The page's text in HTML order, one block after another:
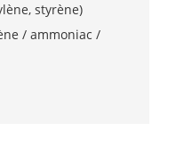
styrène)
/ ammoniac /